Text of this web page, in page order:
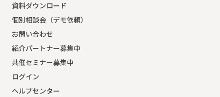
資料ダウンロード
個別相談会（デモ依頼）
お問い合わせ
紹介パートナー募集中
共催セミナー募集中
ログイン
ヘルプセンター